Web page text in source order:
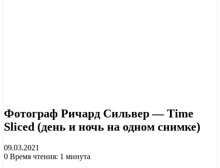
Фотограф Ричард Сильвер — Time
Sliced (день и ночь на одном снимке)
09.03.2021
0 Время чтения: 1 минута